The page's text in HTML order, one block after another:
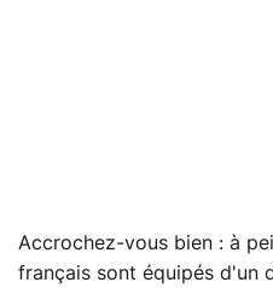
Accrochez-vous bien : à
français sont équipés d'un